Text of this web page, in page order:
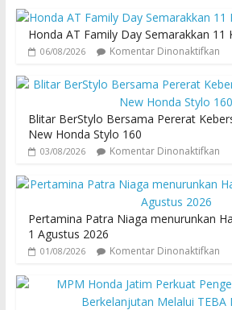
Honda AT Family Day Semarakkan 11
06/08/2026 Komentar Dinonaktifkan
Blitar BerStylo Bersama Pererat
New Honda Stylo 160
03/08/2026 Komentar Dinonaktifkan
Pertamina Patra Niaga menurunkan
1 Agustus 2026
01/08/2026 Komentar Dinonaktifkan